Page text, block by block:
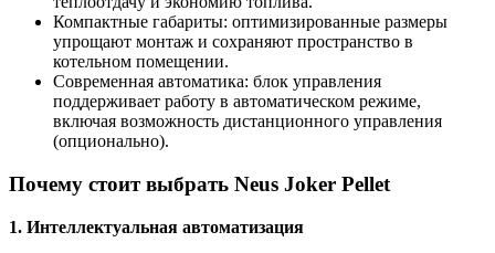
Компактные габариты: оптимизированные размеры
упрощают монтаж и сохраняют пространство в
котельном помещении.
Современная автоматика: блок управления
поддерживает работу в автоматическом режиме,
включая возможность дистанционного управления
(опционально).
Почему стоит выбрать Neus Joker Pellet
1. Интеллектуальная автоматизация